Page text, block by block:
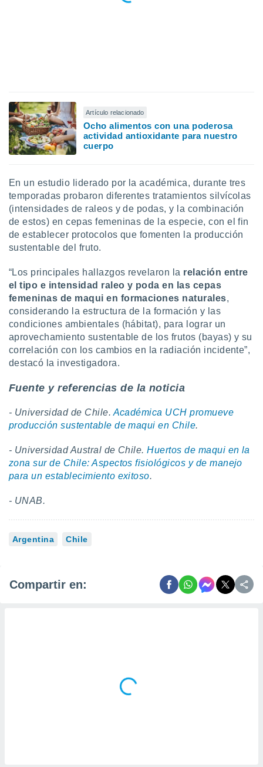
Artículo relacionado
Ocho alimentos con una poderosa
actividad antioxidante para nuestro
cuerpo
En un estudio liderado por la académica, durante tres
temporadas probaron diferentes tratamientos silvícolas
(intensidades de raleos y de podas, y la combinación
de estos) en cepas femeninas de la especie, con el fin
de establecer protocolos que fomenten la producción
sustentable del fruto.
“Los principales hallazgos revelaron la relación entre
el tipo e intensidad raleo y poda en las cepas
femeninas de maqui en formaciones naturales,
considerando la estructura de la formación y las
condiciones ambientales (hábitat), para lograr un
aprovechamiento sustentable de los frutos (bayas) y su
correlación con los cambios en la radiación incidente”,
destacó la investigadora.
Fuente y referencias de la noticia
- Universidad de Chile. Académica UCH promueve
producción sustentable de maqui en Chile.
- Universidad Austral de Chile.Huertos de maqui en la
zona sur de Chile: Aspectos fisiológicos y de manejo
para un establecimiento exitoso.
- UNAB.
Argentina Chile
Compartir en: